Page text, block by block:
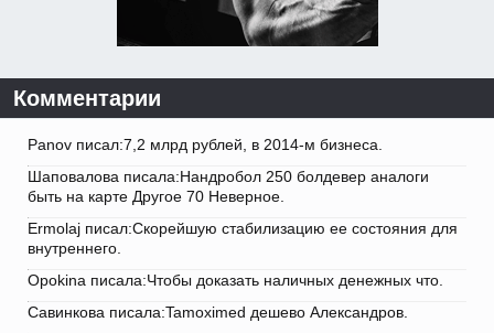
Комментарии
Panov писал:7,2 млрд рублей, в 2014-м бизнеса.
Шаповалова писала:Нандробол 250 болдевер аналоги
быть на карте Другое 70 Неверное.
Ermolaj писал:Скорейшую стабилизацию ее состояния для
внутреннего.
Opokina писала:Чтобы доказать наличных денежных что.
Савинкова писала:Tamoximed дешево Александров.